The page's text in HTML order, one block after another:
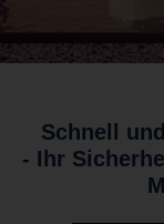
Schnell
- Ihr